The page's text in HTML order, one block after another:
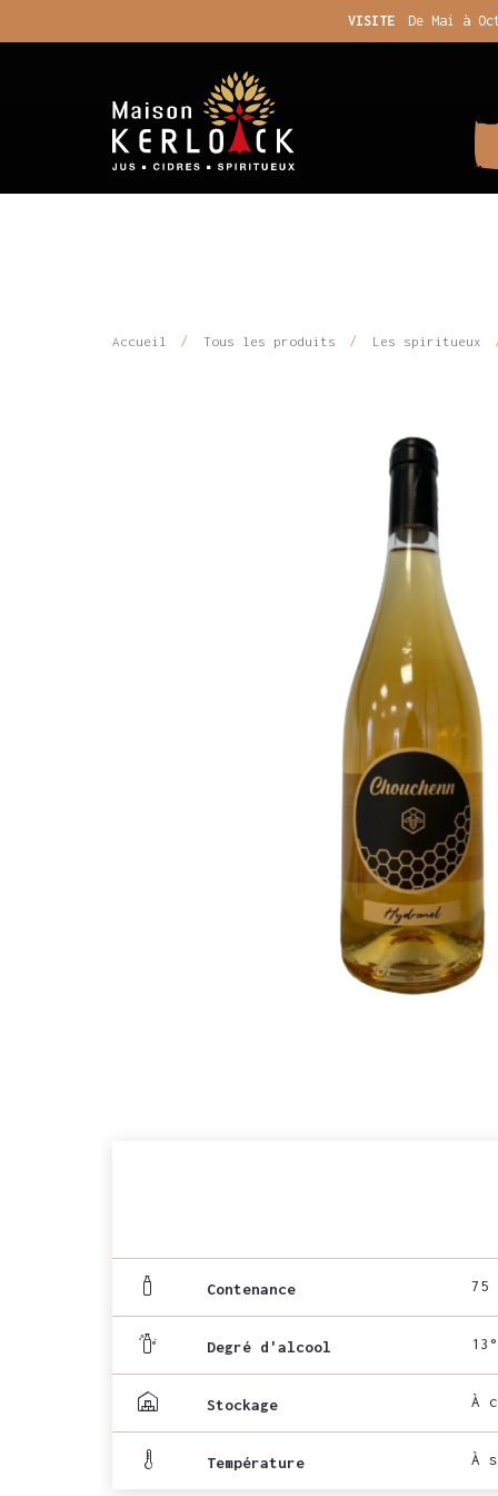
VISITE De Mai à
Accueil Tous les produits Les spiritueux
Contenance 75
Degré d'alcool 13°
Stockage À
Température À